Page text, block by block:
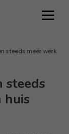
steeds meer werk
steeds
huis